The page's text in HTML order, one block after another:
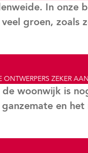
In onze
groen, zoals
ZEKER
woonwijk is
en